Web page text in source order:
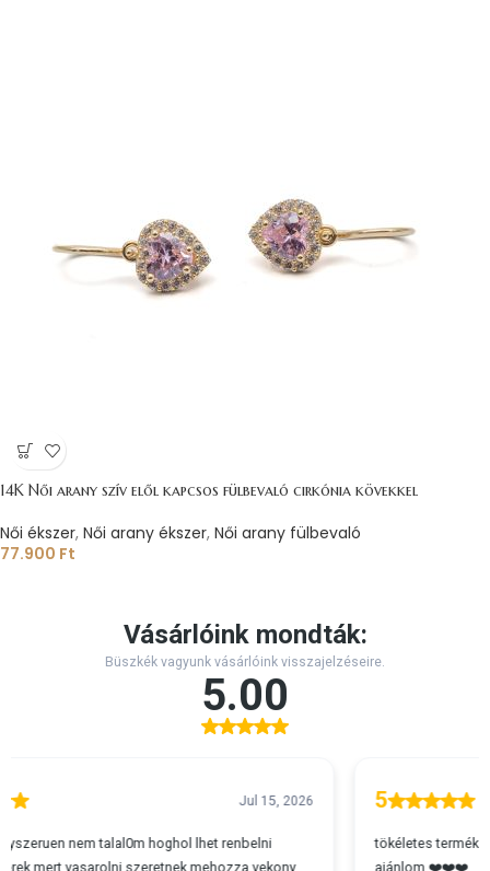
14K Női arany szív elől kapcsos fülbevaló cirkónia kövekkel
Női ékszer, Női arany ékszer, Női arany fülbevaló
77.900 Ft